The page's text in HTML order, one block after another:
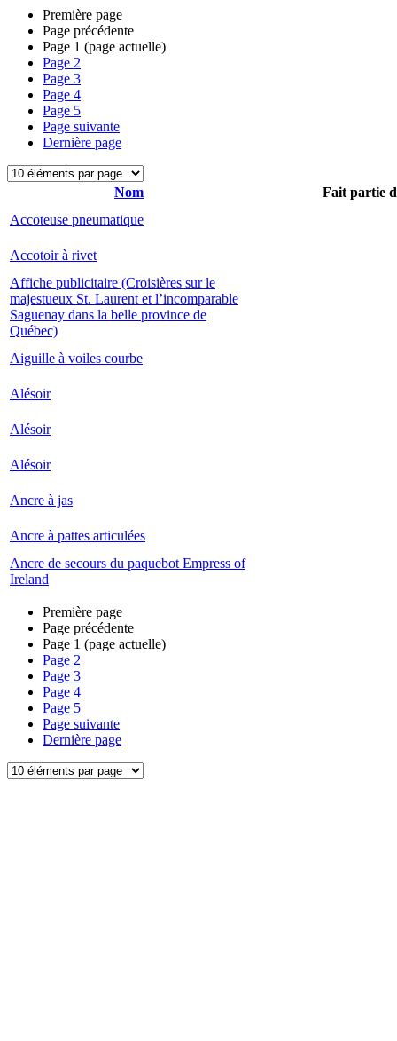
Première page
Page précédente
Page 1 (page actuelle)
Page 2
Page 3
Page 4
Page 5
Page suivante
Dernière page
Nom
Fait partie
Accoteuse pneumatique
Accotoir à rivet
Affiche publicitaire (Croisières sur le
majestueux St. Laurent et l’incomparable
Saguenay dans la belle province de
Québec)
Aiguille à voiles courbe
Alésoir
Alésoir
Alésoir
Ancre à jas
Ancre à pattes articulées
Ancre de secours du paquebot Empress of
Ireland
Première page
Page précédente
Page 1 (page actuelle)
Page 2
Page 3
Page 4
Page 5
Page suivante
Dernière page